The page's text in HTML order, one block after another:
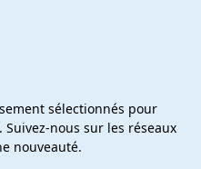
sélectionnés pour
nous sur les réseaux
nouveauté.